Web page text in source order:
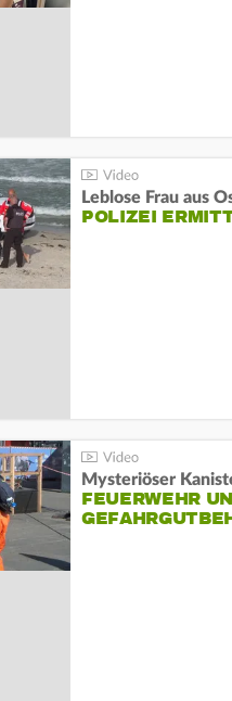
Leblose Frau aus
POLIZEI
Mysteriöser
FEUERWEHR